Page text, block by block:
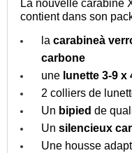
La nouvelle carabine
contient dans son
lacarabineà
carbone
une lunette 3-9
2 colliers de
Un bipied de
Unsilencieux
Une housse